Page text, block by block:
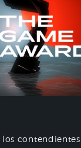
contendientes